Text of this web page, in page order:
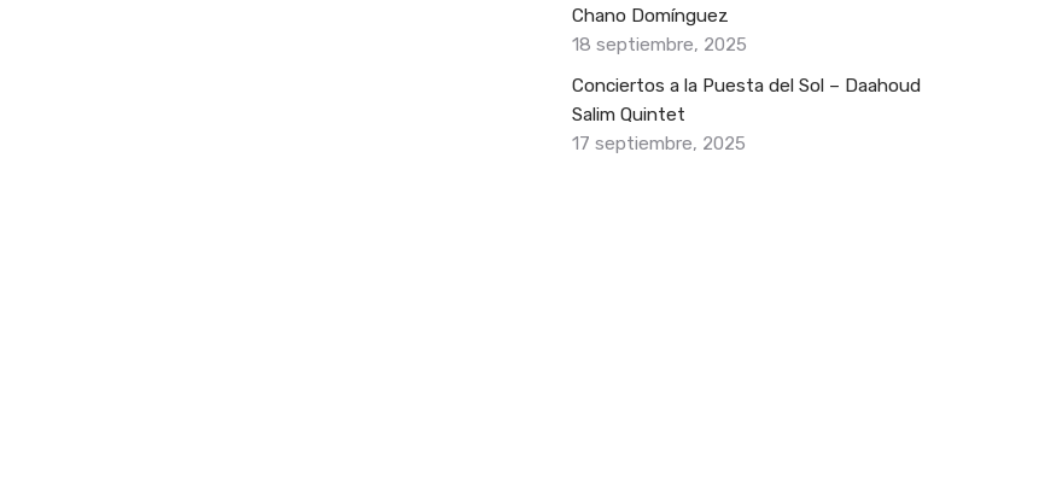
Chano Domínguez
18 septiembre, 2025
Conciertos a la Puesta del Sol – Daahoud
Salim Quintet
17 septiembre, 2025